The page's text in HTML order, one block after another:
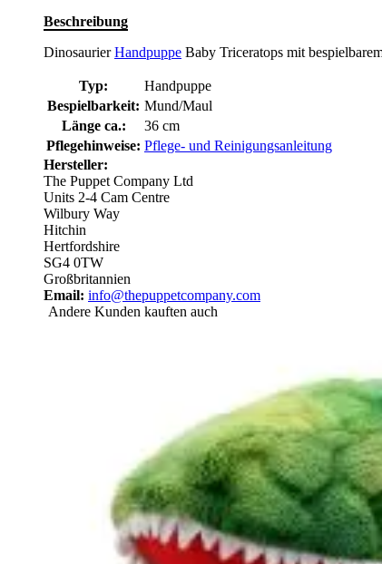
Beschreibung
DinosaurierHandpuppe Baby Triceratops mit
Typ:
Handpuppe
Bespielbarkeit: Mund/Maul
Länge ca.:
36 cm
Pflegehinweise: Pflege- und Reinigungsanleitung
Hersteller:
The Puppet Company Ltd
Units 2-4 Cam Centre
Wilbury Way
Hitchin
Hertfordshire
SG4 0TW
Großbritannien
Email: info@thepuppetcompany.com
Andere Kunden kauften auch